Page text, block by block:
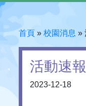
首頁 » 校園消息 »
活動速
2023-12-18